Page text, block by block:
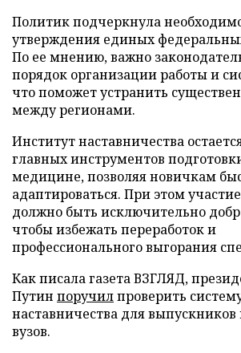
Политик подчеркнула
утверждения единых
По ее мнению, важно
порядок организации работы и
что поможет устранить
между регионами.
Институт наставничества
главных инструментов
медицине, позволяя новичкам
адаптироваться. При этом
должно быть исключительно
чтобы избежать переработок и
профессионального выгорания
Как писала газета ВЗГЛЯД,
Путин поручилпроверить
наставничества для
вузов.